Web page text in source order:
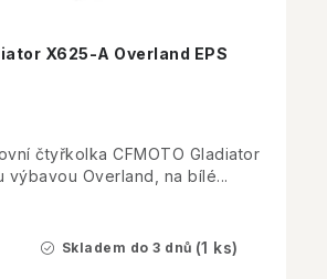
X625-A Overland EPS
Skladem do 3 dnů (1 ks)
čtyřkolka CFMOTO Gladiator
výbavou Overland, na bílé...